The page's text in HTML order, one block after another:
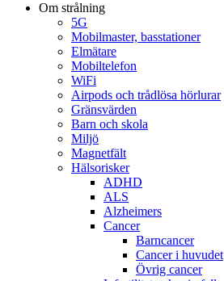
Om strålning
5G
Mobilmaster, basstationer
Elmätare
Mobiltelefon
WiFi
Airpods och trådlösa hörlurar
Gränsvärden
Barn och skola
Miljö
Magnetfält
Hälsorisker
ADHD
ALS
Alzheimers
Cancer
Barncancer
Cancer i huvudet
Övrig cancer